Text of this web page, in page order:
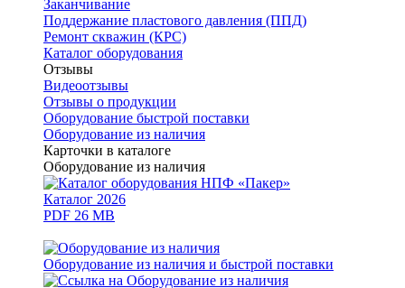
Заканчивание
Поддержание пластового давления (ППД)
Ремонт скважин (КРС)
Каталог оборудования
Отзывы
Видеоотзывы
Отзывы о продукции
Оборудование быстрой поставки
Оборудование из наличия
Карточки в каталоге
Оборудование из наличия
Каталог 2026
PDF 26 MB
Оборудование из наличия и быстрой поставки